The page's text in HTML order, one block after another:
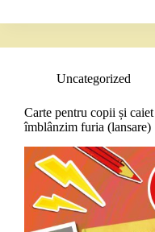
Uncategorized
Carte pentru copii și
îmblânzim furia (lansare)